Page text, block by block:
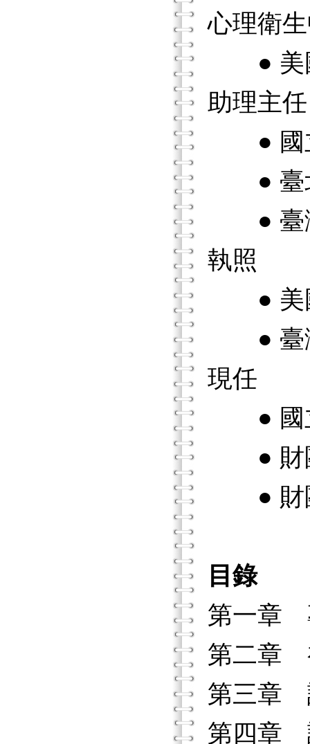
心理衛
● 美國
助理主任
● 國立
● 臺北
● 臺灣
執照
● 美國
● 臺灣
現任
● 國立
● 財團
● 財團
目錄
第一章
第二章
第三章
第四章